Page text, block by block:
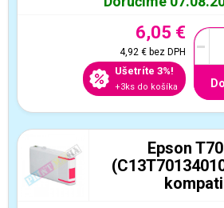
6,05 €
4,92 €bez DPH
Ušetríte 3%!
+3ks do košíka
-
Epson